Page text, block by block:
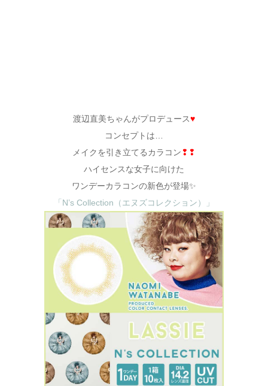
渡辺直美ちゃんがプロデュース♥
コンセプトは…
メイクを引き立てるカラコン❢❢
ハイセンスな女子に向けた
ワンデーカラコンの新色が登場✨
「N’s Collection（エヌズコレクション）」